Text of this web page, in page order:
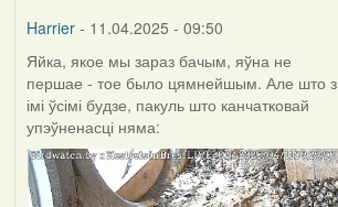
Harrier- 11.04.2025 - 09:50
Яйка, якое мы зараз бачым, яўна не
першае - тое было цямнейшым. Але што з
імі ўсімі будзе, пакуль што канчатковай
упэўненасці няма: